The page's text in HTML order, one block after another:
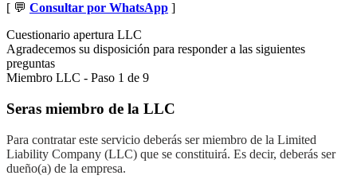
[ 💬 Consultar por WhatsApp ]
Cuestionario apertura LLC
Agradecemos su disposición para responder a las siguientes
preguntas
Miembro LLC - Paso 1 de 9
Seras miembro de la LLC
Para contratar este servicio deberás ser miembro de la Limited
Liability Company (LLC) que se constituirá. Es decir, deberás ser
dueño(a) de la empresa.